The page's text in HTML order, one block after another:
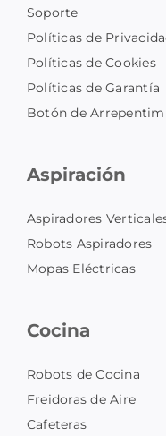
Soporte
Políticas de
Políticas de Cookies
Políticas de Garantía
Botón de
Aspiración
Aspiradores
Robots Aspiradores
Mopas Eléctricas
Cocina
Robots de Cocina
Freidoras de Aire
Cafeteras